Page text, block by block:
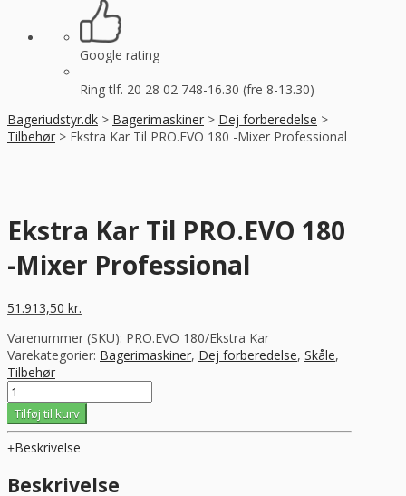
Google rating
Ring tlf. 20 28 02 748-16.30 (fre 8-13.30)
Bageriudstyr.dk > Bagerimaskiner > Dej forberedelse >
Tilbehør > Ekstra Kar Til PRO.EVO 180 -Mixer Professional
Ekstra Kar Til PRO.EVO 180
-Mixer Professional
51.913,50 kr.
Varenummer (SKU): PRO.EVO 180/Ekstra Kar
Varekategorier: Bagerimaskiner, Dej forberedelse, Skåle,
Tilbehør
Ekstra
Kar
Til
PRO.EVO
180
-
Mixer
Tilføj til kurv
Beskrivelse
Beskrivelse